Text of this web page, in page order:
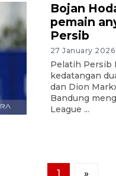
Bojan
pemain
Persib
27 January 2026
Pelatih Persib
kedatangan
dan Dion
Bandung
League ...
1 »